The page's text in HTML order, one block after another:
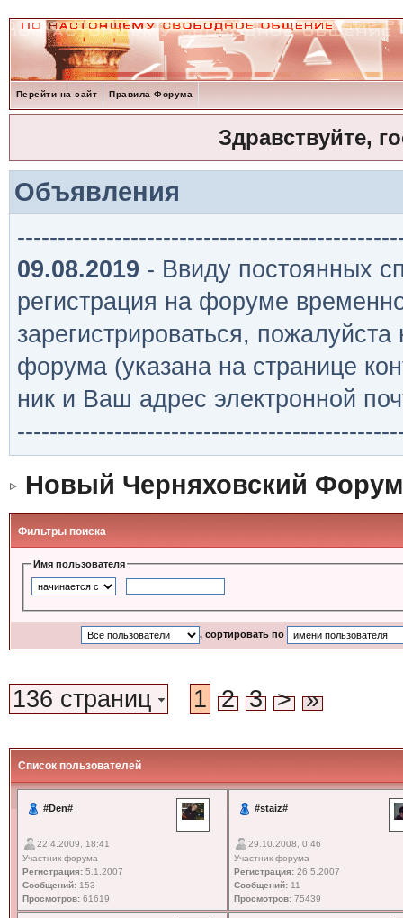
Перейти на сайт Правила Форума
Здравствуйте,
Объявления
09.08.2019 - Ввиду постоянных
регистрация на форуме
зарегистрироваться,
форума (указана на странице
ник и Ваш адрес электронной
Новый Черняховский Форум
Фильтры поиска
Имя пользователя
, сортировать по
136 страниц 1 2 3 > »
Список пользователей
#Den#
22.4.2009, 18:41
Участник форума
Регистрация:5.1.2007
Сообщений:153
Просмотров:61619
#staiz#
29.10.2008, 0:46
Участник форума
Регистрация:26.5.2007
Сообщений:11
Просмотров:75439